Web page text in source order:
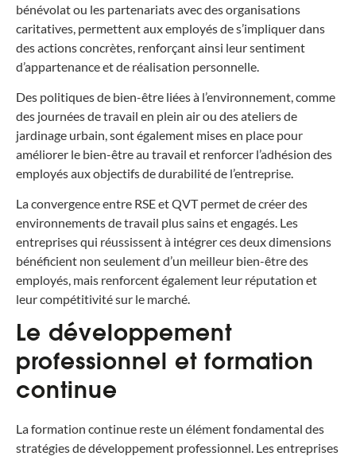
bénévolat ou les partenariats avec des organisations
caritatives, permettent aux employés de s’impliquer dans
des actions concrètes, renforçant ainsi leur sentiment
d’appartenance et de réalisation personnelle.
Des politiques de bien-être liées à l’environnement, comme
des journées de travail en plein air ou des ateliers de
jardinage urbain, sont également mises en place pour
améliorer le bien-être au travail et renforcer l’adhésion des
employés aux objectifs de durabilité de l’entreprise.
La convergence entre RSE et QVT permet de créer des
environnements de travail plus sains et engagés. Les
entreprises qui réussissent à intégrer ces deux dimensions
bénéficient non seulement d’un meilleur bien-être des
employés, mais renforcent également leur réputation et
leur compétitivité sur le marché.
Le développement
professionnel et formation
continue
La formation continue reste un élément fondamental des
stratégies de développement professionnel. Les entreprises